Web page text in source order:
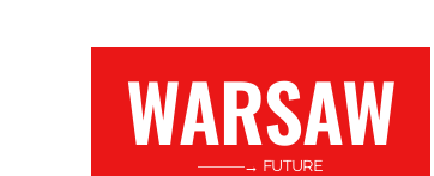
WARSAW
———→ FUTURE